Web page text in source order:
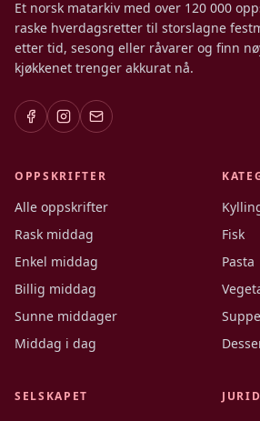
Et norsk matarkiv med over 120 000
raske hverdagsretter til storslagne
etter tid, sesong eller råvarer og finn
kjøkkenet trenger akkurat nå.
OPPSKRIFTER
Alle oppskrifter
Rask middag
Enkel middag
Billig middag
Sunne middager
Middag i dag
Fisk
Pasta
Suppe
SELSKAPET